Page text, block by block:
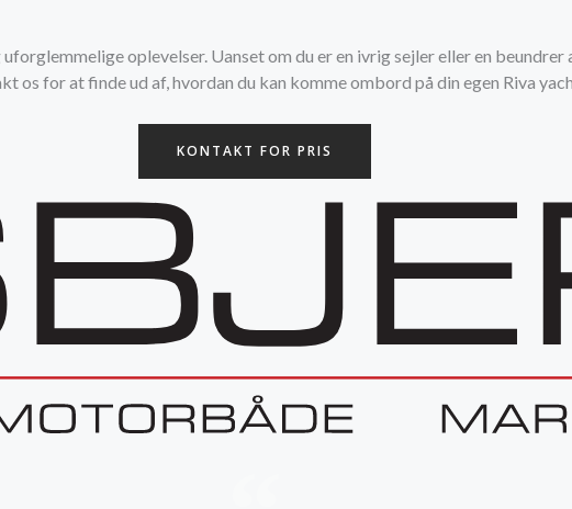
oplevelser. Uanset om du er en ivrig sejler eller en
os for at finde ud af, hvordan du kan komme ombord på din egen Riva
KONTAKT FOR PRIS